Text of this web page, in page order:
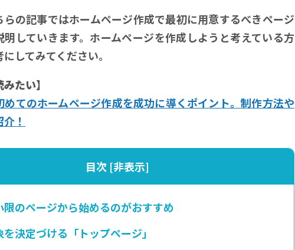
らの記事ではホームページ作成で最初に用意するべきページ
明していきます。ホームページを作成しようと考えている方
してみてください。
たい】
めてのホームページ作成を成功に導くポイント。制作方法や
！
目次 [非表示]
限のページから始めるのがおすすめ
決定づける「トップページ」